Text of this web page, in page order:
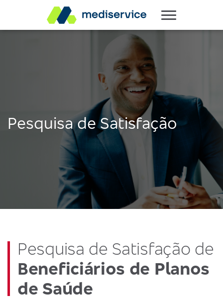
Pesquisa de Satisfação
Pesquisa de Satisfação de
Beneficiários de Planos
de Saúde